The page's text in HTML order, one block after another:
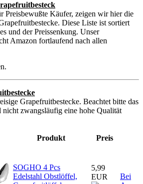
Preisbewußte Käufer, zeigen wir hier die
Diese Liste ist sortiert
und der Preissenkung. Unser
Amazon fortlaufend nach allen
Grapefruitbestecke. Beachtet bitte das
nicht zwangsläufig eine hohe Qualität
Produkt Preis
SOGHO 4 Pcs
Edelstahl Obstlöffel,
5,99
EUR
Bei